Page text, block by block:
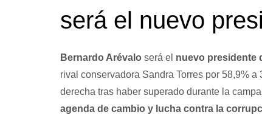
será el nuevo
Bernardo Arévaloserá el nuevo presidente
rival conservadora Sandra Torres por 58,9%
derecha tras haber superado durante la
agenda de cambio y lucha contra la